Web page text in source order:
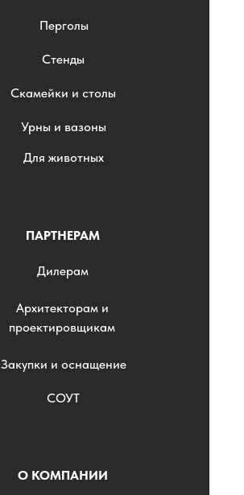
ПАРТНЕРАМ
Архитекторам и
проектировщикам
Дилерам
Закупки и оснащение
СОУТ
О КОМПАНИИ
Перголы
Стенды
Скамейки и столы
Урны и вазоны
Для животных